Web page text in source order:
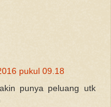
pukul 09.18
punya peluang utk